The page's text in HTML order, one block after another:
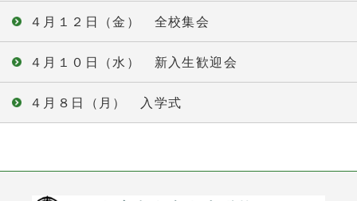
４月１２日（金） 全校集会
４月１０日（水） 新入生歓迎会
４月８日（月） 入学式